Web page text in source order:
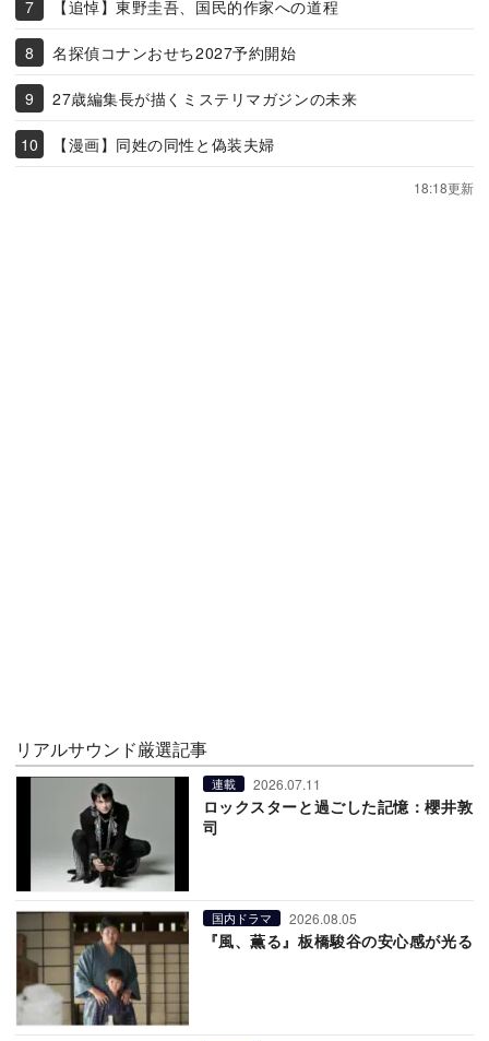
【追悼】東野圭吾、国民的作家への道程
名探偵コナンおせち2027予約開始
27歳編集長が描くミステリマガジンの未来
【漫画】同姓の同性と偽装夫婦
18:18更新
リアルサウンド厳選記事
連載 2026.07.11
ロックスターと過ごした記憶：櫻井敦
司
国内ドラマ 2026.08.05
『風、薫る』板橋駿谷の安心感が光る